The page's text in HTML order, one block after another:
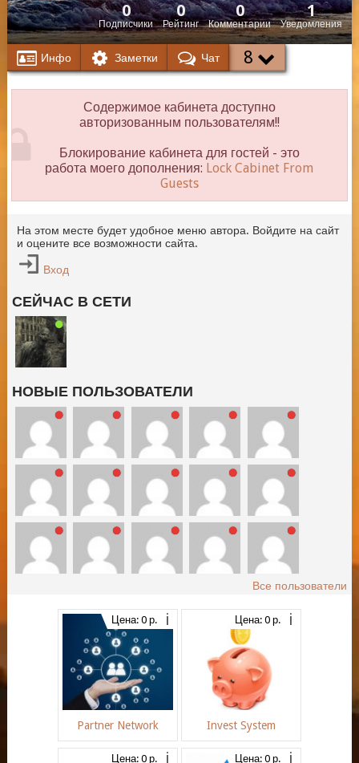
Подписчики
0
Рейтинг
0
Комментарии
0
Уведомления
1
Инфо Заметки Чат 8
Содержимое кабинета доступно
авторизованным пользователям!!
Блокирование кабинета для гостей - это
работа моего дополнения: Lock Cabinet From
Guests
На этом месте будет удобное меню автора. Войдите на сайт
и оцените все возможности сайта.
Вход
СЕЙЧАС В СЕТИ
НОВЫЕ ПОЛЬЗОВАТЕЛИ
Все пользователи
Цена: 0 р.
Partner Network
Цена: 0 р.
Invest System
Цена: 0 р. Цена: 0 р.